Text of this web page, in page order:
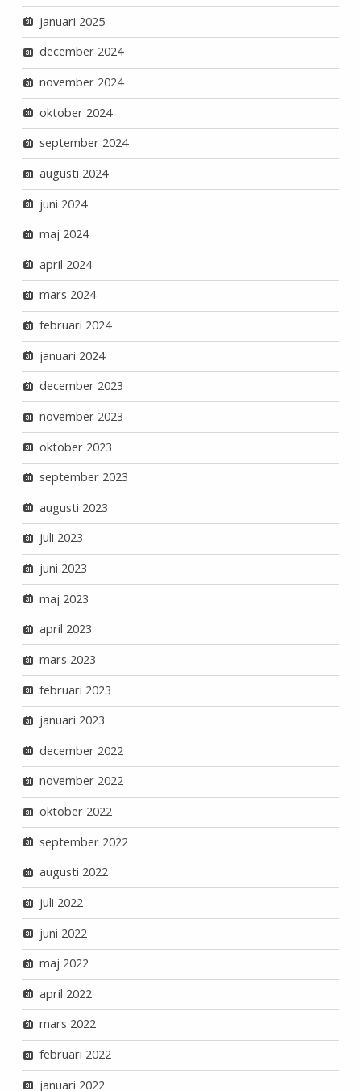
januari 2025
december 2024
november 2024
oktober 2024
september 2024
augusti 2024
juni 2024
maj 2024
april 2024
mars 2024
februari 2024
januari 2024
december 2023
november 2023
oktober 2023
september 2023
augusti 2023
juli 2023
juni 2023
maj 2023
april 2023
mars 2023
februari 2023
januari 2023
december 2022
november 2022
oktober 2022
september 2022
augusti 2022
juli 2022
juni 2022
maj 2022
april 2022
mars 2022
februari 2022
januari 2022